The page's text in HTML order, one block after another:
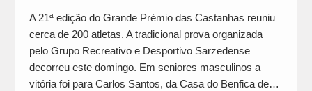
A 21ª edição do Grande Prémio das Castanhas reuniu
cerca de 200 atletas. A tradicional prova organizada
pelo Grupo Recreativo e Desportivo Sarzedense
decorreu este domingo. Em seniores masculinos a
vitória foi para Carlos Santos, da Casa do Benfica de…